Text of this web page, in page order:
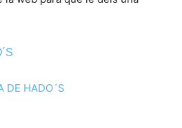
DE HADO´S